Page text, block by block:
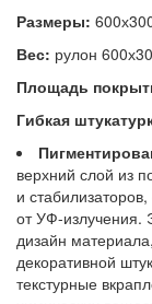
Размеры:
Вес: рулон
Площадь
Гибкая
верхний слой из
и
от УФ-излучения.
дизайн
декоративной
текстурные